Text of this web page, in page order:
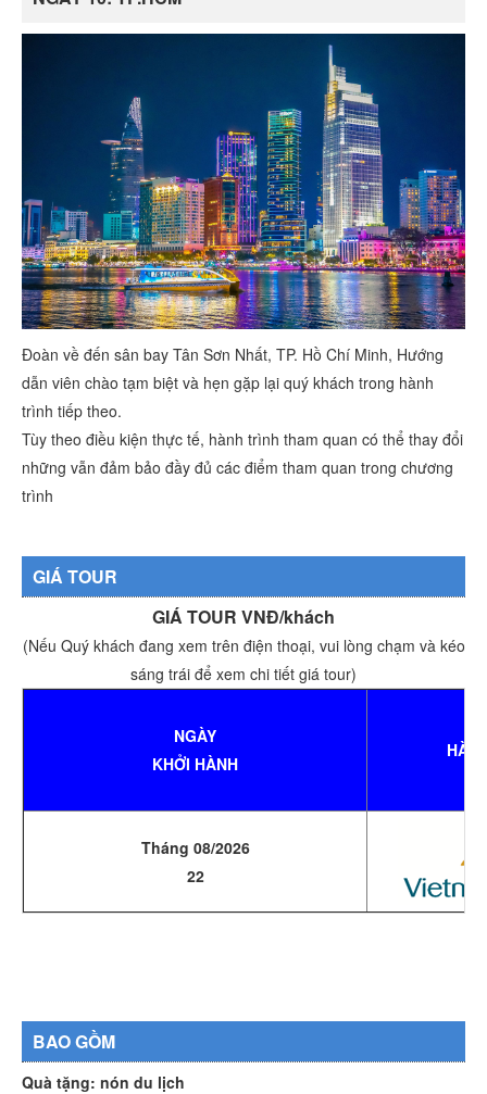
Đoàn về đến sân bay Tân Sơn Nhất, TP. Hồ Chí Minh, Hướng
dẫn viên chào tạm biệt và hẹn gặp lại quý khách trong hành
trình tiếp theo.
Tùy theo điều kiện thực tế, hành trình tham quan có thể thay đổi
những vẫn đảm bảo đầy đủ các điểm tham quan trong chương
trình
GIÁ TOUR
GIÁ TOUR VNĐ/khách
(Nếu Quý khách đang xem trên điện thoại, vui lòng chạm và kéo
sáng trái để xem chi tiết giá tour)
NGÀY
KHỞI HÀNH
Tháng 08/2026
22
BAO GỒM
Quà tặng: nón du lịch